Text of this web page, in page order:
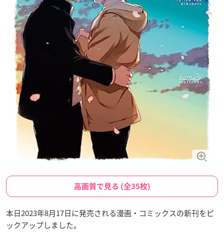
高画質で見る (全35枚)
本日2023年8月17日に発売される漫画・コミックスの新刊をピ
ックアップしました。